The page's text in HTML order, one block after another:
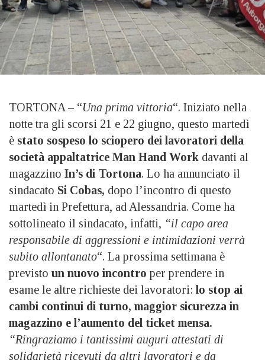
TORTONA – “Una prima vittoria“. Iniziato nella
notte tra gli scorsi 21 e 22 giugno, questo martedì
è stato sospeso lo sciopero dei lavoratori della
società appaltatrice Man Hand Work davanti al
magazzino In’s di Tortona. Lo ha annunciato il
sindacato Si Cobas, dopo l’incontro di questo
martedì in Prefettura, ad Alessandria. Come ha
sottolineato il sindacato, infatti, “il capo area
responsabile di aggressioni e intimidazioni verrà
subito allontanato“. La prossima settimana è
previsto un nuovo incontro per prendere in
esame le altre richieste dei lavoratori: lo stop ai
cambi continui di turno, maggior sicurezza in
magazzino e l’aumento del ticket mensa.
“Ringraziamo i tantissimi auguri attestati di
solidarietà ricevuti da altri lavoratori e da